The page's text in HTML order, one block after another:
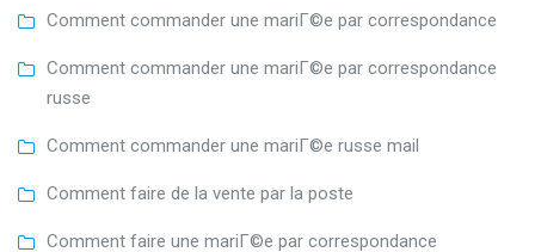
Comment commander une mariГ©e par correspondance
Comment commander une mariГ©e par correspondance
russe
Comment commander une mariГ©e russe mail
Comment faire de la vente par la poste
Comment faire une mariГ©e par correspondance